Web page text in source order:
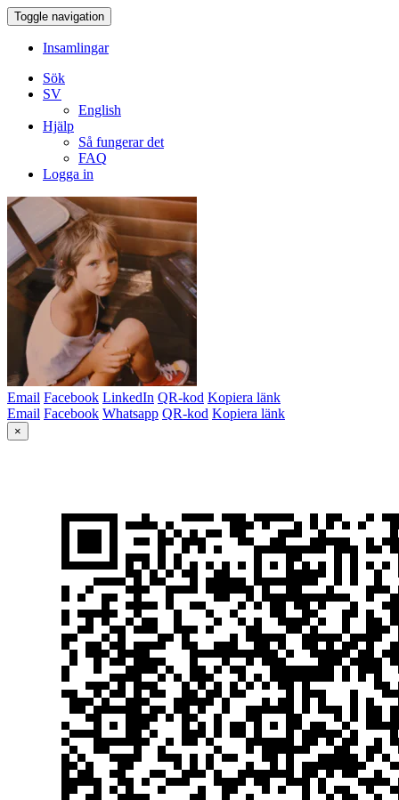
Toggle navigation
Insamlingar
Sök
SV
English
Hjälp
Så fungerar det
FAQ
Logga in
Email Facebook LinkedIn QR-kod Kopiera länk
Email Facebook Whatsapp QR-kod Kopiera länk
×